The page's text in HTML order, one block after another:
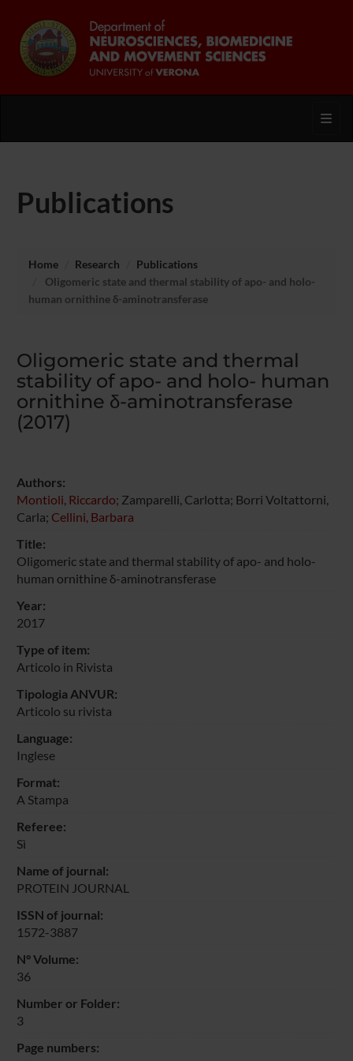
Publications
Home Research
Publications
Oligomeric state and thermal stability of apo- and holo-
human ornithine δ-aminotransferase
Oligomeric state and thermal
stability of apo- and holo- human
ornithine δ-aminotransferase
(2017)
Authors:
Montioli, Riccardo; Zamparelli, Carlotta; Borri Voltattorni,
Carla; Cellini, Barbara
Title:
Oligomeric state and thermal stability of apo- and holo-
human ornithine δ-aminotransferase
Year:
2017
Type of item:
Articolo in Rivista
Tipologia ANVUR:
Articolo su rivista
Language:
Inglese
Format:
A Stampa
Referee:
Sì
Name of journal:
PROTEIN JOURNAL
ISSN of journal:
1572-3887
N° Volume:
36
Number or Folder:
3
Page numbers: